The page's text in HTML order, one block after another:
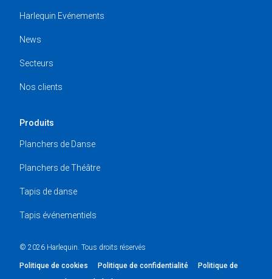
Harlequin Evénements
News
Secteurs
Nos clients
Produits
Planchers de Danse
Planchers de Théâtre
Tapis de danse
Tapis événementiels
© 2026 Harlequin. Tous droits réservés
Politique de cookies Politique de confidentialité
Politique de